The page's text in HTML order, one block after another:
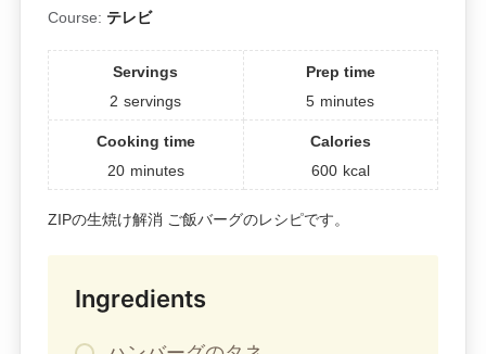
Course: テレビ
Servings
2 servings
Prep time
5 minutes
Cooking time
20 minutes
Calories
600 kcal
ZIPの生焼け解消 ご飯バーグのレシピです。
Ingredients